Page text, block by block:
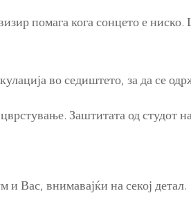
помага кога сонцето е
во седиштето, за да се
Заштитата од студот
Вас, внимавајќи на секој детал.